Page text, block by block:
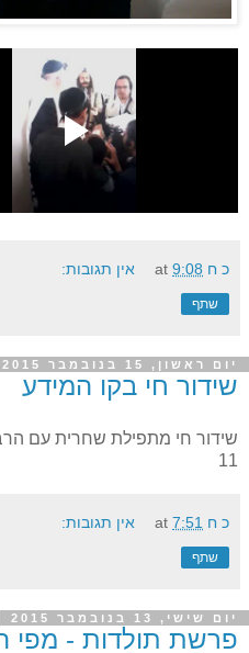
כ ח at 9:08 אין תגובות:
שתף
יום ראשון, 15 בנובמבר 2015
שידור חי בקו המידע
11
כ ח at 7:51 אין תגובות:
שתף
יום שישי, 13 בנובמבר 2015
פרשת תולדות - מפי